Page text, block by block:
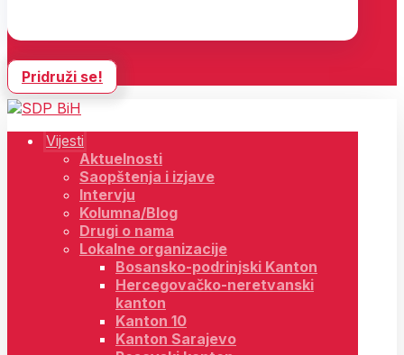
Pridruži se!
Vijesti
Aktuelnosti
Saopštenja i izjave
Intervju
Kolumna/Blog
Drugi o nama
Lokalne organizacije
Bosansko-podrinjski Kanton
Hercegovačko-neretvanski
kanton
Kanton 10
Kanton Sarajevo